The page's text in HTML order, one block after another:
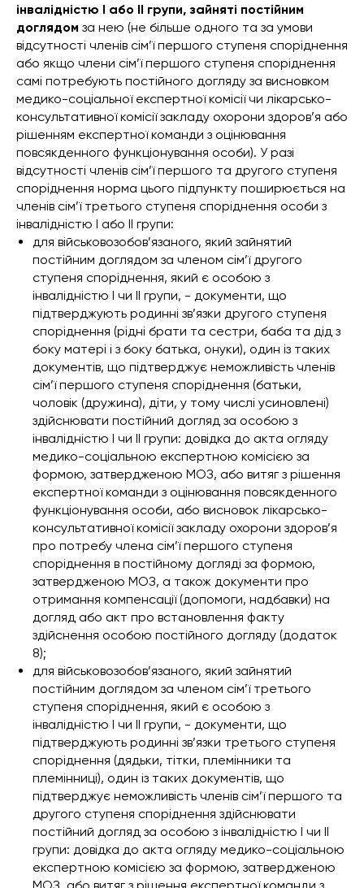
інвалідністю I або II групи, зайняті постійним
доглядом за нею (не більше одного та за умови
відсутності членів сім’ї першого ступеня споріднення
або якщо члени сім’ї першого ступеня споріднення
самі потребують постійного догляду за висновком
медико-соціальної експертної комісії чи лікарсько-
консультативної комісії закладу охорони здоров’я або
рішенням експертної команди з оцінювання
повсякденного функціонування особи). У разі
відсутності членів сім’ї першого та другого ступеня
споріднення норма цього підпункту поширюється на
членів сім’ї третього ступеня споріднення особи з
інвалідністю I або II групи:
для військовозобов’язаного, який зайнятий
постійним доглядом за членом сім’ї другого
ступеня споріднення, який є особою з
інвалідністю I чи II групи, - документи, що
підтверджують родинні зв’язки другого ступеня
споріднення (рідні брати та сестри, баба та дід з
боку матері і з боку батька, онуки), один із таких
документів, що підтверджує неможливість членів
сім’ї першого ступеня споріднення (батьки,
чоловік (дружина), діти, у тому числі усиновлені)
здійснювати постійний догляд за особою з
інвалідністю I чи II групи: довідка до акта огляду
медико-соціальною експертною комісією за
формою, затвердженою МОЗ, або витяг з рішення
експертної команди з оцінювання повсякденного
функціонування особи, або висновок лікарсько-
консультативної комісії закладу охорони здоров’я
про потребу члена сім’ї першого ступеня
споріднення в постійному догляді за формою,
затвердженою МОЗ, а також документи про
отримання компенсації (допомоги, надбавки) на
догляд або акт про встановлення факту
здійснення особою постійного догляду (додаток
8);
для військовозобов’язаного, який зайнятий
постійним доглядом за членом сім’ї третього
ступеня споріднення, який є особою з
інвалідністю I чи II групи, - документи, що
підтверджують родинні зв’язки третього ступеня
споріднення (дядьки, тітки, племінники та
племінниці), один із таких документів, що
підтверджує неможливість членів сім’ї першого та
другого ступеня споріднення здійснювати
постійний догляд за особою з інвалідністю I чи II
групи: довідка до акта огляду медико-соціальною
експертною комісією за формою, затвердженою
МОЗ, або витяг з рішення експертної команди з